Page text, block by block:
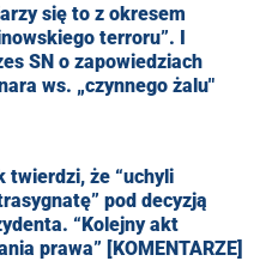
się to z okresem
terroru”. I
SN o zapowiedziach
ws. „czynnego żalu"
twierdzi, że “uchyli
pod decyzją
“Kolejny akt
prawa” [KOMENTARZE]